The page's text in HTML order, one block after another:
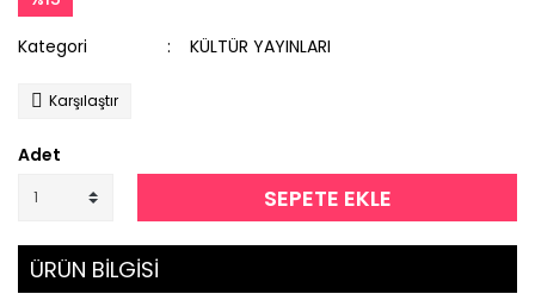
Kategori KÜLTÜR YAYINLARI
Karşılaştır
Adet
SEPETE EKLE
ÜRÜN BİLGİSİ